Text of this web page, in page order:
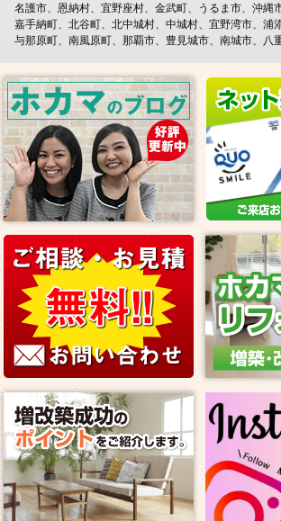
名護市
恩納村 宜野座村 金武町 うるま市 沖縄
嘉手納町
北谷町 北中城村 中城村 宜野湾市 浦
与那原町
南風原町 那覇市 豊見城市 南城市 八